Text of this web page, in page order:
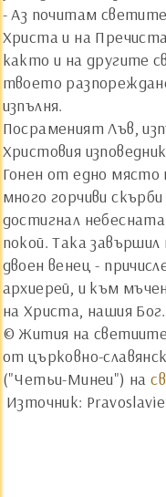
- Аз почитам
Христа и на
както и на другите
твоето
изпълня.
Посраменият Лъв,
Христовия
Гонен от едно място
много горчиви
достигнал
покой. Така
двоен венец -
архиерей, и към
на Христа, нашия Бог.
© Жития на
от църковно-
("Четьи-Минеи") на
Източник: